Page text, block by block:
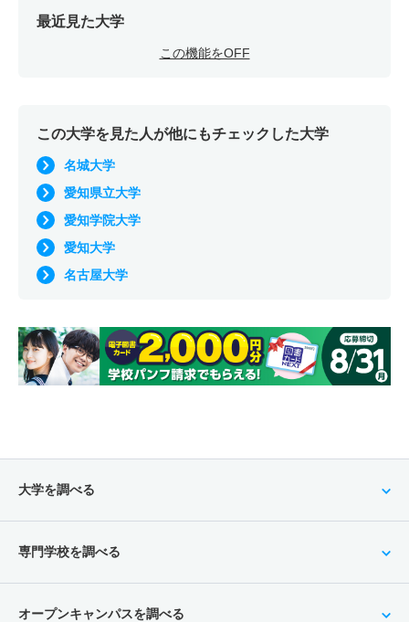
最近見た大学
この機能をOFF
この大学を見た人が他にもチェックした大学
名城大学
愛知県立大学
愛知学院大学
愛知大学
名古屋大学
大学を調べる
専門学校を調べる
オープンキャンパスを調べる